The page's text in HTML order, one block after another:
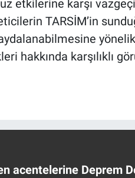
etkilerine karşı
TARSİM’in
hakkında karşılıklı
acentelerine Deprem